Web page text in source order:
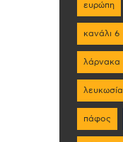
ευρώπη
κανάλι 6
λάρνακα
λευκωσία
πάφος